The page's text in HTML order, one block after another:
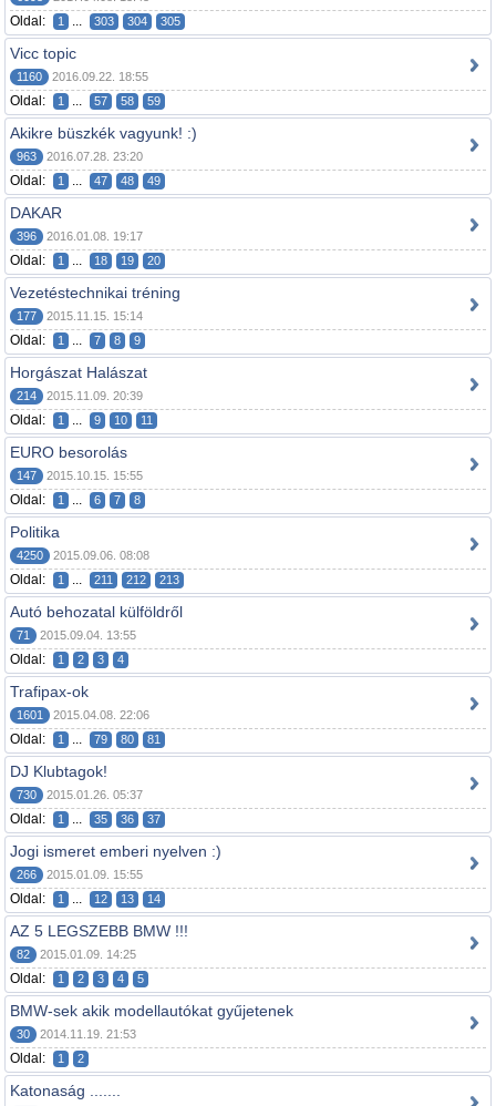
Oldal: 1 ... 303 304 305
Vicc topic
1160 2016.09.22. 18:55
Oldal: 1 ... 57 58 59
Akikre büszkék vagyunk! :)
963 2016.07.28. 23:20
Oldal: 1 ... 47 48 49
DAKAR
396 2016.01.08. 19:17
Oldal: 1 ... 18 19 20
Vezetéstechnikai tréning
177 2015.11.15. 15:14
Oldal: 1 ... 7 8 9
Horgászat Halászat
214 2015.11.09. 20:39
Oldal: 1 ... 9 10 11
EURO besorolás
147 2015.10.15. 15:55
Oldal: 1 ... 6 7 8
Politika
4250 2015.09.06. 08:08
Oldal: 1 ... 211 212 213
Autó behozatal külföldről
71 2015.09.04. 13:55
Oldal: 1 2 3 4
Trafipax-ok
1601 2015.04.08. 22:06
Oldal: 1 ... 79 80 81
DJ Klubtagok!
730 2015.01.26. 05:37
Oldal: 1 ... 35 36 37
Jogi ismeret emberi nyelven :)
266 2015.01.09. 15:55
Oldal: 1 ... 12 13 14
AZ 5 LEGSZEBB BMW !!!
82 2015.01.09. 14:25
Oldal: 1 2 3 4 5
BMW-sek akik modellautókat gyűjetenek
30 2014.11.19. 21:53
Oldal: 1 2
Katonaság .......